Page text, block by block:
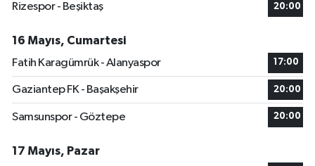
Rizespor - Beşiktaş
20:00
16 Mayıs, Cumartesi
Fatih Karagümrük - Alanyaspor
17:00
Gaziantep FK - Başakşehir 20:00
Samsunspor - Göztepe 20:00
17 Mayıs, Pazar